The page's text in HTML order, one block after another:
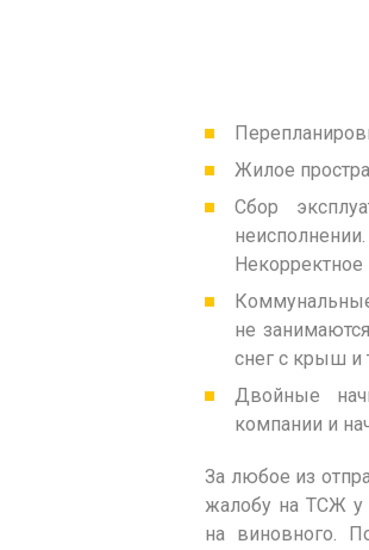
Жилое
Сбор
не
снег с крыш и
Двойные
компании и
За любое из
жалобу на ТСЖ у
на виновного.